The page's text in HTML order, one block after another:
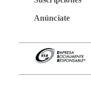
Anúnciate